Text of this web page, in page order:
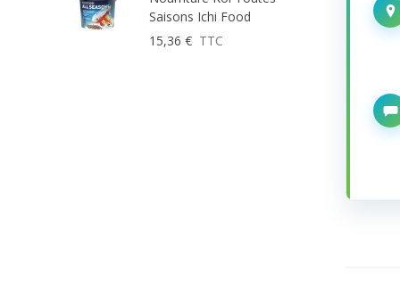
Saisons Ichi Food
15,36 € TTC